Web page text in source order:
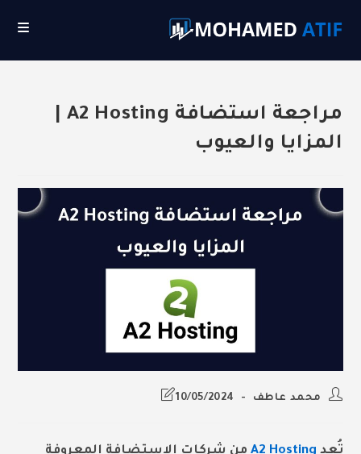
المزايا والعيوب
Post محمد عاطف
Post
10/05/2024
تُعد A2 Hostingمن شركات الاستضافة المعروفة